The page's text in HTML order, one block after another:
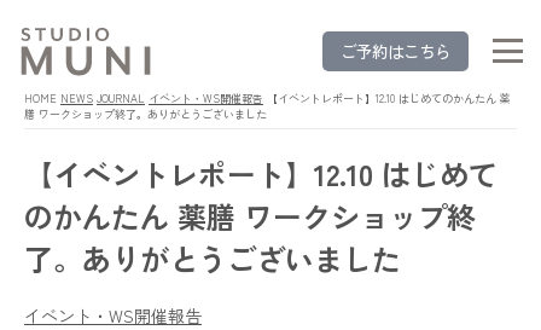
ご予約はこちら
HOME NEWS JOURNAL イベント・WS開催報告 【イベントレポート】12.10 はじめてのかんたん 薬
膳 ワークショップ終了。ありがとうございました
【イベントレポート】12.10 はじめて
のかんたん 薬膳 ワークショップ終
了。ありがとうございました
イベント・WS開催報告